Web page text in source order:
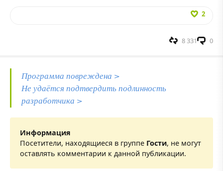
2
0
8 331
Программа повреждена >
Не удаётся подтвердить подлинность
разработчика >
Информация
Посетители, находящиеся в группе Гости, не могут
оставлять комментарии к данной публикации.